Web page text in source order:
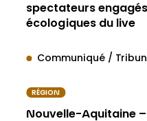
spectateurs
écologiques du live
Communiqué /
RÉGION
Nouvelle-Aquitaine